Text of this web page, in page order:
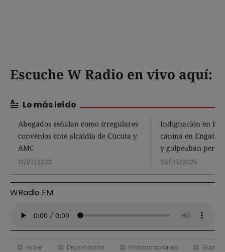
Escuche W Radio en vivo aquí:
Lo más leído
Abogados señalan como irregulares
convenios ente alcaldía de Cúcuta y
AMC
13/07/2023
Indignación en
canina en
y golpeaban perros
05/05/2025
WRadio FM
Israel Deportación Embarcaciones Gaza